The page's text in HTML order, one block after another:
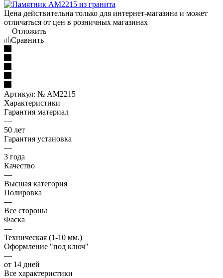
Цена действительна только для интернет-магазина и может
отличаться от цен в розничных магазинах
Отложить
Сравнить
Артикул: № AM2215
Характеристики
Гарантия материал
—
50 лет
Гарантия установка
—
3 года
Качество
—
Высшая категория
Полировка
—
Все стороны
Фаска
—
Техническая (1-10 мм.)
Оформление "под ключ"
—
от 14 дней
Все характеристики